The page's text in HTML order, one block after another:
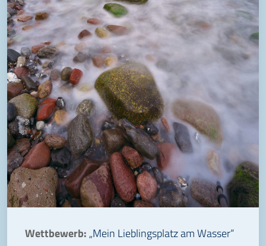
Wettbewerb:„Mein Lieblingsplatz am Wasser“